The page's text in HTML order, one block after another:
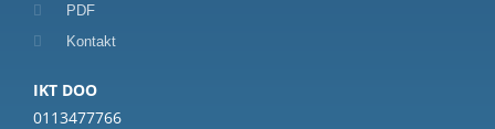
PDF
Kontakt
IKT DOO
0113477766